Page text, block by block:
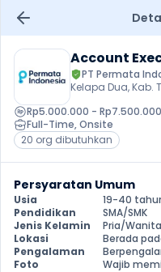
Account
Kelapa Dua, Kab.
Rp5.000.000 - Rp7.500.000
Full-Time, Onsite
20 org dibutuhkan
Persyaratan Umum
Usia
19-40
Pendidikan
SMA/SMK
Jenis Kelamin
Pria/Wanita
Lokasi
Berada
Pengalaman
Foto
Wajib